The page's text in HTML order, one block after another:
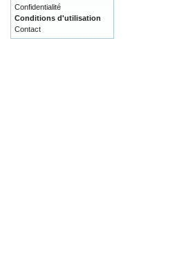
Confidentialité
Conditions d'utilisation
Contact